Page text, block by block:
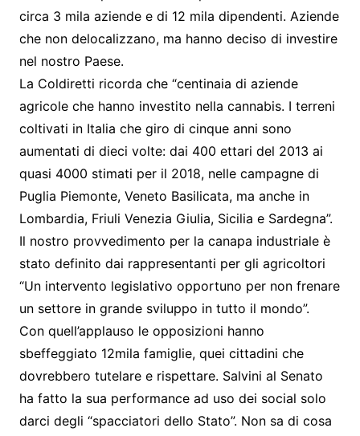
circa 3 mila aziende e di 12 mila dipendenti. Aziende
che non delocalizzano, ma hanno deciso di investire
nel nostro Paese.
La Coldiretti ricorda che “centinaia di aziende
agricole che hanno investito nella cannabis. I terreni
coltivati in Italia che giro di cinque anni sono
aumentati di dieci volte: dai 400 ettari del 2013 ai
quasi 4000 stimati per il 2018, nelle campagne di
Puglia Piemonte, Veneto Basilicata, ma anche in
Lombardia, Friuli Venezia Giulia, Sicilia e Sardegna”.
Il nostro provvedimento per la canapa industriale è
stato definito dai rappresentanti per gli agricoltori
“Un intervento legislativo opportuno per non frenare
un settore in grande sviluppo in tutto il mondo”.
Con quell’applauso le opposizioni hanno
sbeffeggiato 12mila famiglie, quei cittadini che
dovrebbero tutelare e rispettare. Salvini al Senato
ha fatto la sua performance ad uso dei social solo
darci degli “spacciatori dello Stato”. Non sa di cosa